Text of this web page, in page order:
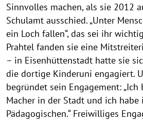
Sinnvolles machen, als sie 2012
Schulamt ausschied. „Unter
ein Loch fallen“, das sei ihr
Prahtel fanden sie eine
– in Eisenhüttenstadt hatte sie
die dortige Kinderuni engagiert.
begründet sein Engagement:
Macher in der Stadt und ich habe
Pädagogischen.“ Freiwilliges